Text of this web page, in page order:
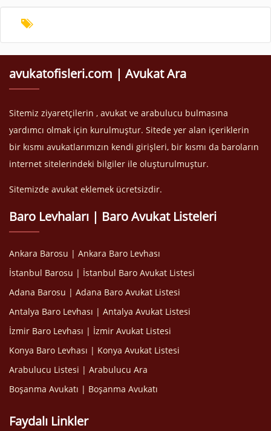
avukatofisleri.com | Avukat Ara
Sitemiz ziyaretçilerin , avukat ve arabulucu bulmasına
yardımcı olmak için kurulmuştur. Sitede yer alan içeriklerin
bir kısmı avukatlarımızın kendi girişleri, bir kısmı da baroların
internet sitelerindeki bilgiler ile oluşturulmuştur.
Sitemizde avukat eklemek ücretsizdir.
Baro Levhaları | Baro Avukat Listeleri
Ankara Barosu | Ankara Baro Levhası
İstanbul Barosu | İstanbul Baro Avukat Listesi
Adana Barosu | Adana Baro Avukat Listesi
Antalya Baro Levhası | Antalya Avukat Listesi
İzmir Baro Levhası | İzmir Avukat Listesi
Konya Baro Levhası | Konya Avukat Listesi
Arabulucu Listesi | Arabulucu Ara
Boşanma Avukatı | Boşanma Avukatı
Faydalı Linkler